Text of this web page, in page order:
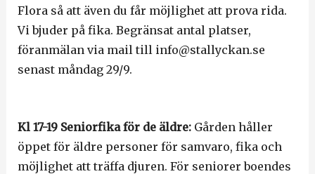
Flora så att även du får möjlighet att prova rida.
Vi bjuder på fika. Begränsat antal platser,
föranmälan via mail till info@stallyckan.se
senast måndag 29/9.
Kl 17-19 Seniorfika för de äldre: Gården håller
öppet för äldre personer för samvaro, fika och
möjlighet att träffa djuren. För seniorer boendes